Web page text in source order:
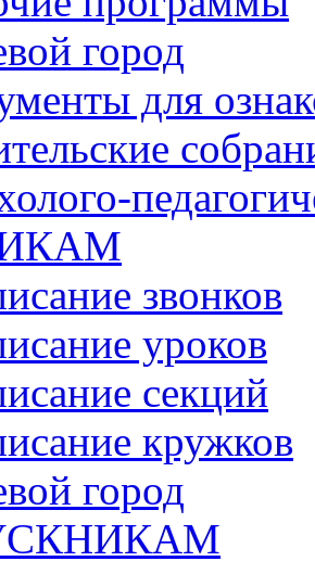
город
для
звонков
уроков
секций
кружков
город